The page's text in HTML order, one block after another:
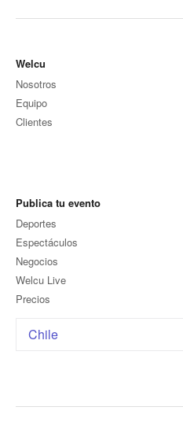
Welcu
Nosotros
Equipo
Clientes
Publica tu evento
Deportes
Espectáculos
Negocios
Welcu Live
Precios
Chile